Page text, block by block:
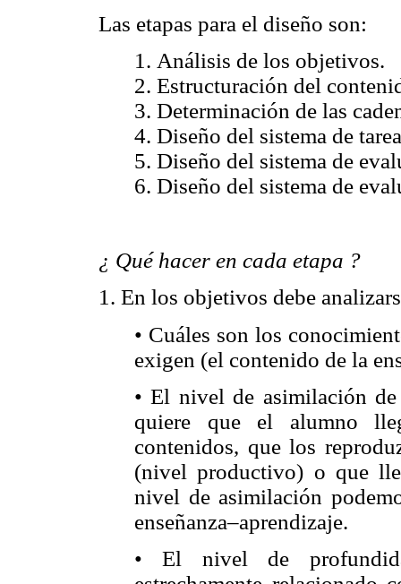
Las etapas para el diseño son:
1. Análisis de los objetivos.
2. Estructuración del
3. Determinación de las
4. Diseño del sistema de
5. Diseño del sistema de
6. Diseño del sistema de
¿ Qué hacer en cada etapa ?
1. En los objetivos debe
• Cuáles son los
exigen (el contenido de la
• El nivel de asimilación
quiere que el alumno
contenidos, que los
(nivel productivo) o que
nivel de asimilación
enseñanza–aprendizaje.
• El nivel de